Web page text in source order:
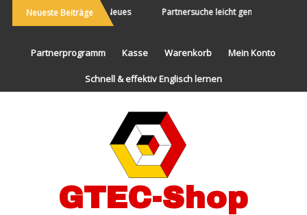
Neueste Beiträge
Die Welt bereisen und Neues Partnersuche leicht gemacht
Partnerprogramm Kasse Warenkorb Mein Konto
Schnell & effektiv Englisch lernen
GTEC-Shop